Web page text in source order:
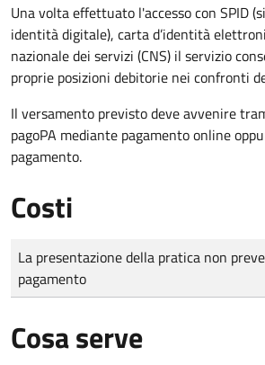
Una volta effettuato l'accesso con SPID
identità digitale), carta d’identità
nazionale dei servizi (CNS) il servizio
proprie posizioni debitorie nei confronti
Il versamento previsto deve avvenire
pagoPA mediante pagamento online
pagamento.
Costi
Tipo di pagamento
Importo
La presentazione della pratica non
pagamento
Cosa serve